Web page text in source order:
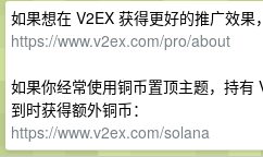
如果想在 V2EX 获得更好的推广效果
https://www.v2ex.com/pro/about
如果你经常使用铜币置顶主题，持
到时获得额外铜币：
https://www.v2ex.com/solana